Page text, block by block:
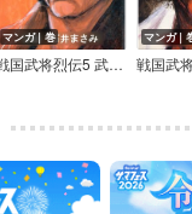
マンガ｜巻
戦国武将烈伝5 武田信玄
マンガ｜